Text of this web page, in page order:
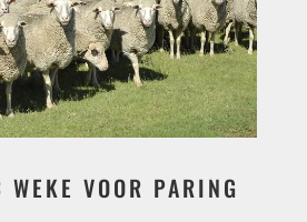
VOOR PARING